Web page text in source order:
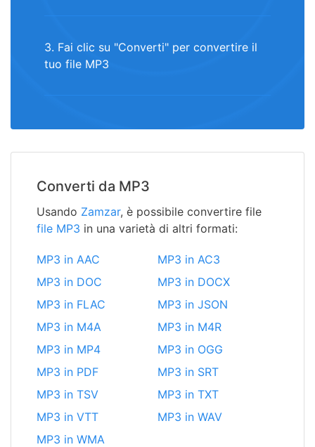
3. Fai clic su "Converti" per convertire il
tuo file MP3
Converti da MP3
Usando Zamzar, è possibile convertire file
file MP3 in una varietà di altri formati:
MP3 in AAC
MP3 in AC3
MP3 in DOC
MP3 in DOCX
MP3 in FLAC
MP3 in JSON
MP3 in M4A
MP3 in M4R
MP3 in MP4
MP3 in OGG
MP3 in PDF
MP3 in SRT
MP3 in TSV
MP3 in TXT
MP3 in VTT
MP3 in WAV
MP3 in WMA